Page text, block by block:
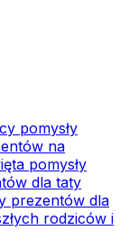
pomysły
na
pomysły
dla taty
prezentów dla
rodziców i